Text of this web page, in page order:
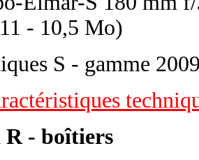
- 10,5 Mo)
S - gamme
R - boîtiers